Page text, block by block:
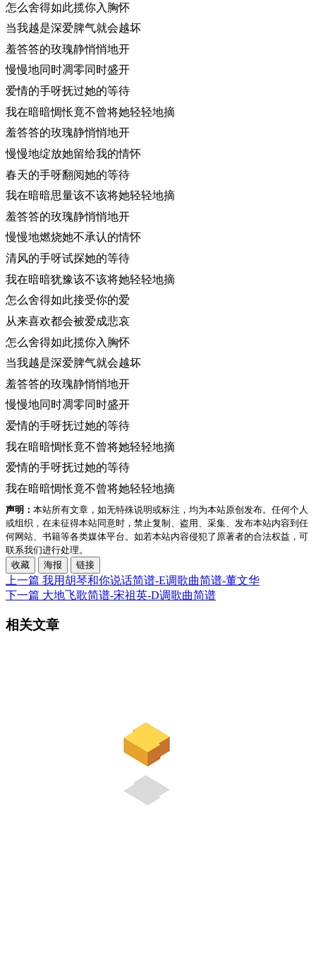
怎么舍得如此揽你入胸怀
当我越是深爱脾气就会越坏
羞答答的玫瑰静悄悄地开
慢慢地同时凋零同时盛开
爱情的手呀抚过她的等待
我在暗暗惆怅竟不曾将她轻轻地摘
羞答答的玫瑰静悄悄地开
慢慢地绽放她留给我的情怀
春天的手呀翻阅她的等待
我在暗暗思量该不该将她轻轻地摘
羞答答的玫瑰静悄悄地开
慢慢地燃烧她不承认的情怀
清风的手呀试探她的等待
我在暗暗犹豫该不该将她轻轻地摘
怎么舍得如此接受你的爱
从来喜欢都会被爱成悲哀
怎么舍得如此揽你入胸怀
当我越是深爱脾气就会越坏
羞答答的玫瑰静悄悄地开
慢慢地同时凋零同时盛开
爱情的手呀抚过她的等待
我在暗暗惆怅竟不曾将她轻轻地摘
爱情的手呀抚过她的等待
我在暗暗惆怅竟不曾将她轻轻地摘
声明： 本站所有文章，如无特殊说明或标注，均为本站原创发布。任何个人
或组织，在未征得本站同意时，禁止复制、盗用、采集、发布本站内容到任
何网站、书籍等各类媒体平台。如若本站内容侵犯了原著者的合法权益，可
联系我们进行处理。
收藏
海报 链接
上一篇 我用胡琴和你说话简谱-E调歌曲简谱-董文华
下一篇 大地飞歌简谱-宋祖英-D调歌曲简谱
相关文章